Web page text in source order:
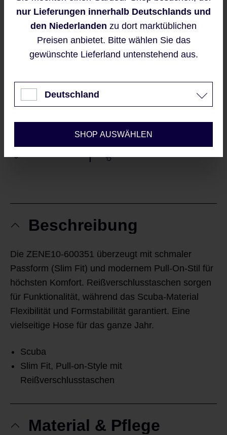
geschützt und es gelten die
Nutzungsbedingungen.
Mit dem Senden Ihrer E-
Mailadresse, erklären Sie sich
und Datenschutzrichtlinien
einverstanden
Sieht gut aus?
|
Beschreibung
Die ZENE10-600351 überzeugt mit schmaler
Passform (Slim Fit) und modernem Pull-On-Stil für
höchsten Komfort. Reißverschlusstaschen sorgen
für Funktionalität, während das Scuba-Material
Flexibilität und Formstabilität garantiert. Eine
vielseitige Hose für das ganze Jahr.
Scuba
Slim Fit, Pull-on-Style mit
Reißverschlusstaschen
Material & Pflege
nur Lieferungen innerhalb Deutschlands und
den Niederlanden zu dort marktüblichen
Preisen anbietet. Bitte wählen Sie das
gewünschte Lieferland untenstehend aus.
Deutschland
SHOP AUSWÄHLEN
Diese Website verwendet Cookies,
um eine bestmögliche Erfahrung
bieten zu können.